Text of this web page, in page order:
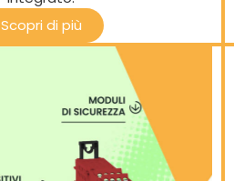
Scopri di più